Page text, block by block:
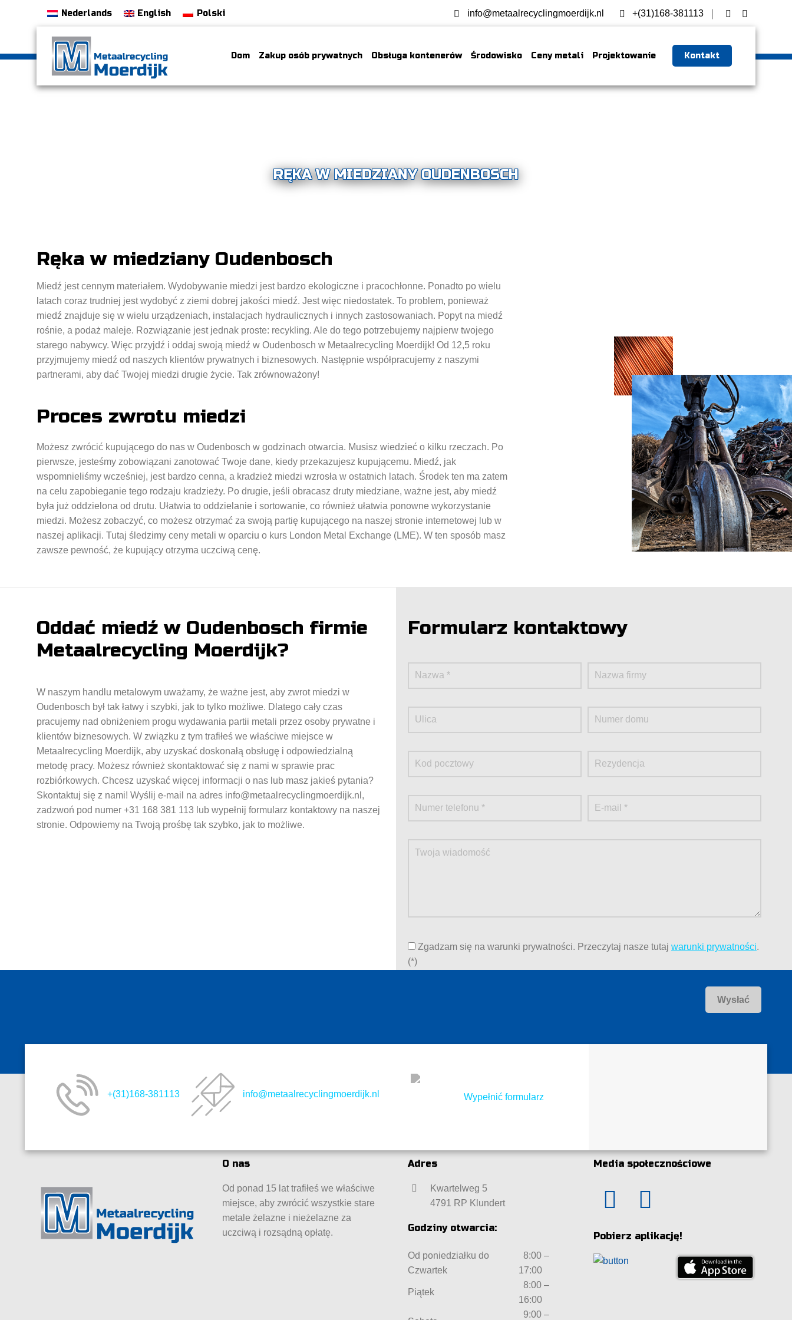
Nederlands English Polski info@metaalrecyclingmoerdijk.nl +(31)168-381113
Dom Zakup osób prywatnych Obsługa kontenerów Środowisko Ceny metali Projektowanie Kontakt
RĘKA W MIEDZIANY OUDENBOSCH
Ręka w miedziany Oudenbosch
Miedź jest cennym materiałem. Wydobywanie miedzi jest bardzo ekologiczne i pracochłonne. Ponadto po wielu
latach coraz trudniej jest wydobyć z ziemi dobrej jakości miedź. Jest więc niedostatek. To problem, ponieważ
miedź znajduje się w wielu urządzeniach, instalacjach hydraulicznych i innych zastosowaniach. Popyt na miedź
rośnie, a podaż maleje. Rozwiązanie jest jednak proste: recykling. Ale do tego potrzebujemy najpierw twojego
starego nabywcy. Więc przyjdź i oddaj swoją miedź w Oudenbosch w Metaalrecycling Moerdijk! Od 12,5 roku
przyjmujemy miedź od naszych klientów prywatnych i biznesowych. Następnie współpracujemy z naszymi
partnerami, aby dać Twojej miedzi drugie życie. Tak zrównoważony!
Proces zwrotu miedzi
Możesz zwrócić kupującego do nas w Oudenbosch w godzinach otwarcia. Musisz wiedzieć o kilku rzeczach. Po
pierwsze, jesteśmy zobowiązani zanotować Twoje dane, kiedy przekazujesz kupującemu. Miedź, jak
wspomnieliśmy wcześniej, jest bardzo cenna, a kradzież miedzi wzrosła w ostatnich latach. Środek ten ma zatem
na celu zapobieganie tego rodzaju kradzieży. Po drugie, jeśli obracasz druty miedziane, ważne jest, aby miedź
była już oddzielona od drutu. Ułatwia to oddzielanie i sortowanie, co również ułatwia ponowne wykorzystanie
miedzi. Możesz zobaczyć, co możesz otrzymać za swoją partię kupującego na naszej stronie internetowej lub w
naszej aplikacji. Tutaj śledzimy ceny metali w oparciu o kurs London Metal Exchange (LME). W ten sposób masz
zawsze pewność, że kupujący otrzyma uczciwą cenę.
Oddać miedź w Oudenbosch firmie
Metaalrecycling Moerdijk?
W naszym handlu metalowym uważamy, że ważne jest, aby zwrot miedzi w
Oudenbosch był tak łatwy i szybki, jak to tylko możliwe. Dlatego cały czas
pracujemy nad obniżeniem progu wydawania partii metali przez osoby prywatne i
klientów biznesowych. W związku z tym trafiłeś we właściwe miejsce w
Metaalrecycling Moerdijk, aby uzyskać doskonałą obsługę i odpowiedzialną
metodę pracy. Możesz również skontaktować się z nami w sprawie prac
rozbiórkowych. Chcesz uzyskać więcej informacji o nas lub masz jakieś pytania?
Skontaktuj się z nami! Wyślij e-mail na adres info@metaalrecyclingmoerdijk.nl,
zadzwoń pod numer +31 168 381 113 lub wypełnij formularz kontaktowy na naszej
stronie. Odpowiemy na Twoją prośbę tak szybko, jak to możliwe.
Formularz kontaktowy
Zgadzam się na warunki prywatności. Przeczytaj nasze tutaj warunki prywatności.
(*)
+(31)168-381113 info@metaalrecyclingmoerdijk.nl Wypełnić formularz
O nas
Od ponad 15 lat trafiłeś we właściwe
miejsce, aby zwrócić wszystkie stare
metale żelazne i nieżelazne za
uczciwą i rozsądną opłatę.
Adres
Kwartelweg 5
4791 RP Klundert
Godziny otwarcia:
Od poniedziałku do
Czwartek
8:00 –
17:00
Piątek
8:00 –
16:00
9:00 –
Media społecznościowe
Pobierz aplikację!